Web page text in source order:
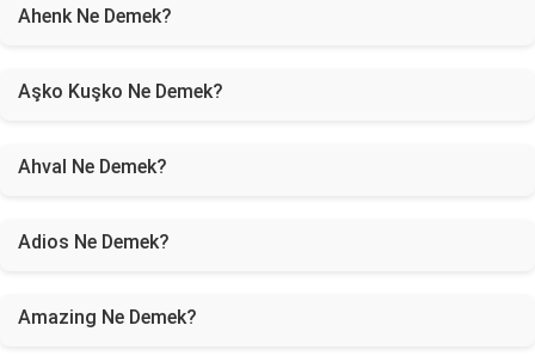
Ahenk Ne Demek?
Aşko Kuşko Ne Demek?
Ahval Ne Demek?
Adios Ne Demek?
Amazing Ne Demek?